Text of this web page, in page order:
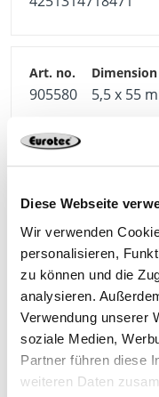
Diese Webseite
Wir verwenden
personalisieren,
zu können und die
analysieren.
Verwendung unserer
soziale Medien,
Partner führen diese
weiteren Daten
905580 5,5 x 55
905581 5,5 x 60
4251314718495